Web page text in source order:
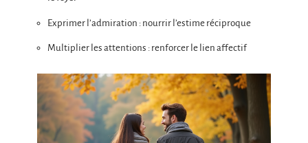
Exprimer l’admiration : nourrir l’estime réciproque
Multiplier les attentions : renforcer le lien affectif